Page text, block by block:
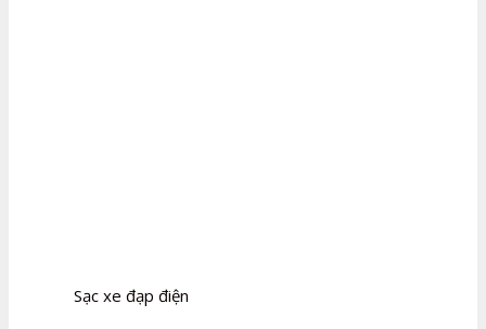
Sạc xe đạp điện